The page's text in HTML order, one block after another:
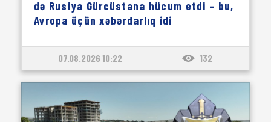
də Rusiya Gürcüstana hücum etdi – bu,
Avropa üçün xəbərdarlıq idi
07.08.2026 10:22 132